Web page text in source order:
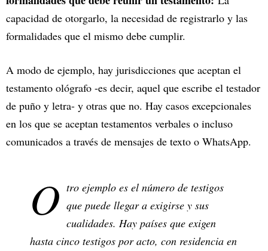
capacidad de otorgarlo, la necesidad de registrarlo y las
formalidades que el mismo debe cumplir.
A modo de ejemplo, hay jurisdicciones que aceptan el
testamento ológrafo -es decir, aquel que escribe el testador
de puño y letra- y otras que no. Hay casos excepcionales
en los que se aceptan testamentos verbales o incluso
comunicados a través de mensajes de texto o WhatsApp.
O tro ejemplo es el número de testigos
que puede llegar a exigirse y sus
cualidades. Hay países que exigen
hasta cinco testigos por acto, con residencia en